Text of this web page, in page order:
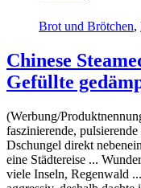
Brot und Brötchen,
Chinese
Gefüllte
(Werbung/
faszinierende,
Dschungel direkt
eine Städtereise ...
viele Inseln, Regenwald